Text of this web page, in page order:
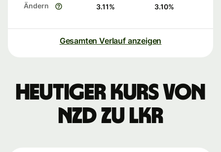
Ändern 3.11% 3.10%
Gesamten Verlauf anzeigen
Heutiger Kurs von
NZD zu LKR